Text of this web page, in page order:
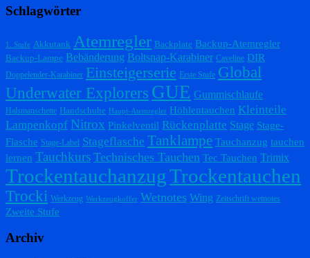
Schlagwörter
1. Stufe Akkutank Atemregler Backplate Backup-Atemregler
Backup-Lampe Bebänderung Boltsnap-Karabiner Caveline DIR
Doppelender-Karabiner Einsteigerserie Erste Stufe Global
Underwater Explorers GUE Gummischlaufe
Halsmanschette Handschuhe Haupt-Atemregler Höhlentauchen Kleinteile
Lampenkopf Nitrox Pinkelventil Rückenplatte Stage Stage-
Flasche Stage-Label Stageflasche Tanklampe Tauchanzug tauchen
lernen Tauchkurs Technisches Tauchen Tec Tauchen Trimix
TrockentauchanzugTrockentauchen
Trocki Werkzeug Werkzeugkoffer Wetnotes Wing Zeitschrift wetnotes
Zweite Stufe
Archiv